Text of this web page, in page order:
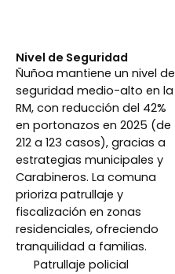
Nivel de Seguridad
Ñuñoa mantiene un nivel de
seguridad medio-alto en la
RM, con reducción del 42%
en portonazos en 2025 (de
212 a 123 casos), gracias a
estrategias municipales y
Carabineros. La comuna
prioriza patrullaje y
fiscalización en zonas
residenciales, ofreciendo
tranquilidad a familias.
Patrullaje policial